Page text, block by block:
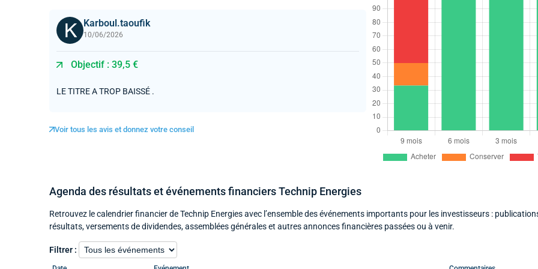
Karboul.taoufik
10/06/2026
Objectif : 39,5 €
LE TITRE A TROP BAISSÉ .
Voir tous les avis et donnez votre conseil
Agenda des résultats et événements financiers Technip Energies
Retrouvez le calendrier financier de Technip Energies avec l’ensemble des événements importants pour les investisseurs :
résultats, versements de dividendes, assemblées générales et autres annonces financières passées ou à venir.
Filtrer :